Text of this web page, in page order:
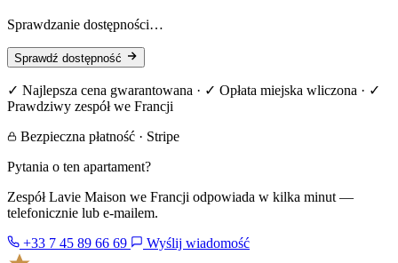
Sprawdzanie dostępności…
Sprawdź dostępność
✓ Najlepsza cena gwarantowana · ✓ Opłata miejska wliczona · ✓
Prawdziwy zespół we Francji
Bezpieczna płatność · Stripe
Pytania o ten apartament?
Zespół Lavie Maison we Francji odpowiada w kilka minut —
telefonicznie lub e-mailem.
+33 7 45 89 66 69
Wyślij wiadomość